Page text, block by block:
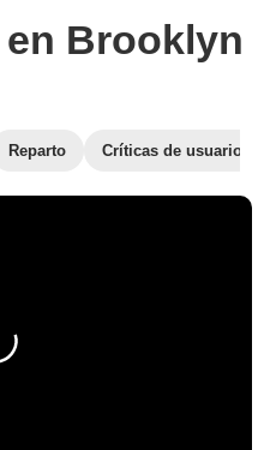
Brooklyn
Reparto Críticas de usuarios